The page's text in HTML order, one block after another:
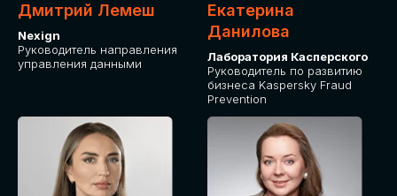
Дмитрий Лемеш
Nexign
Руководитель направления
управления данными
Екатерина
Данилова
Лаборатория Касперского
Руководитель по развитию
бизнеса Kaspersky Fraud
Prevention
Оплата через сервис Timepad
ПРИОБРЕСТИ БИЛЕТ